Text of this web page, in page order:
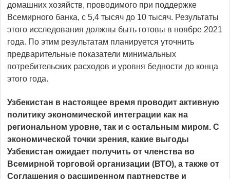
домашних хозяйств, проводимого при поддержке
Всемирного банка, с 5,4 тысяч до 10 тысяч. Результаты
этого исследования должны быть готовы в ноябре 2021
года. По этим результатам планируется уточнить
предварительные показатели минимальных
потребительских расходов и уровня бедности до конца
этого года.
Узбекистан в настоящее время проводит активную
политику экономической интеграции как на
региональном уровне, так и с остальным миром. С
экономической точки зрения, какие выгоды
Узбекистан ожидает получить от членства во
Всемирной торговой организации (ВТО), а также от
Соглашения о расширенном партнерстве и